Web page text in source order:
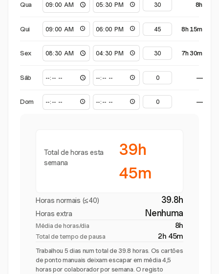
Qua 8h
Qui 8h 15m
Sex 7h 30m
Sáb —
Dom —
Total de horas esta
semana
39h
45m
Horas normais (≤40) 39.8h
Horas extra Nenhuma
Média de horas/dia 8h
Total de tempo de pausa 2h 45m
Trabalhou 5 dias num total de 39.8 horas. Os cartões
de ponto manuais deixam escapar em média 4,5
horas por colaborador por semana. O registo